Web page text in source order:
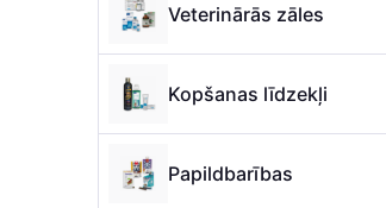
Veterinārās zāles
Kopšanas līdzekļi
Papildbarības